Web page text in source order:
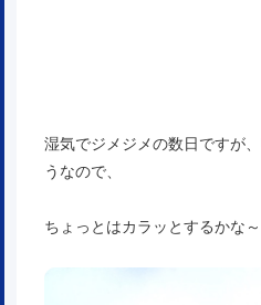
湿気でジメジメの数日ですが
うなので、
ちょっとはカラッとするかな～